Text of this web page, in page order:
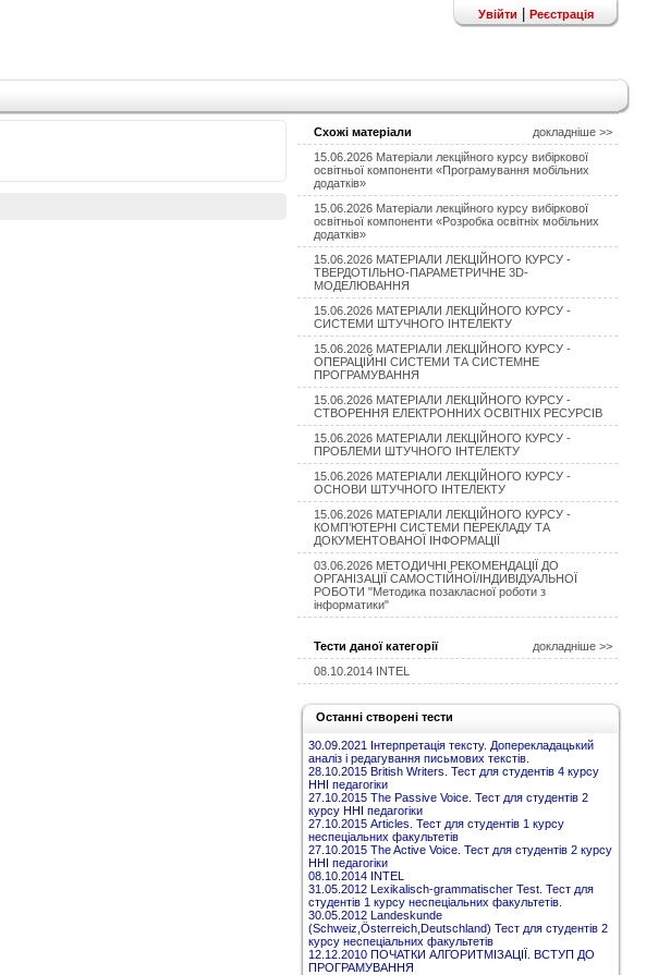
Увійти Реєстрація
Схожі матеріали
докладніше >>
15.06.2026 Матеріали лекційного курсу вибіркової
освітньої компоненти «Програмування мобільних
додатків»
15.06.2026 Матеріали лекційного курсу вибіркової
освітньої компоненти «Розробка освітніх мобільних
додатків»
15.06.2026 МАТЕРІАЛИ ЛЕКЦІЙНОГО КУРСУ -
ТВЕРДОТІЛЬНО-ПАРАМЕТРИЧНЕ 3D-
МОДЕЛЮВАННЯ
15.06.2026 МАТЕРІАЛИ ЛЕКЦІЙНОГО КУРСУ -
СИСТЕМИ ШТУЧНОГО ІНТЕЛЕКТУ
15.06.2026 МАТЕРІАЛИ ЛЕКЦІЙНОГО КУРСУ -
ОПЕРАЦІЙНІ СИСТЕМИ ТА СИСТЕМНЕ
ПРОГРАМУВАННЯ
15.06.2026 МАТЕРІАЛИ ЛЕКЦІЙНОГО КУРСУ -
СТВОРЕННЯ ЕЛЕКТРОННИХ ОСВІТНІХ РЕСУРСІВ
15.06.2026 МАТЕРІАЛИ ЛЕКЦІЙНОГО КУРСУ -
ПРОБЛЕМИ ШТУЧНОГО ІНТЕЛЕКТУ
15.06.2026 МАТЕРІАЛИ ЛЕКЦІЙНОГО КУРСУ -
ОСНОВИ ШТУЧНОГО ІНТЕЛЕКТУ
15.06.2026 МАТЕРІАЛИ ЛЕКЦІЙНОГО КУРСУ -
КОМП’ЮТЕРНІ СИСТЕМИ ПЕРЕКЛАДУ ТА
ДОКУМЕНТОВАНОЇ ІНФОРМАЦІЇ
03.06.2026 МЕТОДИЧНІ РЕКОМЕНДАЦІЇ ДО
ОРГАНІЗАЦІЇ САМОСТІЙНОЇ/ІНДИВІДУАЛЬНОЇ
РОБОТИ "Методика позакласної роботи з
інформатики"
Тести даної категорії
докладніше >>
08.10.2014 INTEL
Останні створені тести
30.09.2021 Інтерпретація тексту. Доперекладацький
аналіз і редагування письмових текстів.
28.10.2015 British Writers. Тест для студентів 4 курсу
ННІ педагогіки
27.10.2015 The Passive Voice. Тест для студентів 2
курсу ННІ педагогіки
27.10.2015 Articles. Тест для студентів 1 курсу
неспеціальних факультетів
27.10.2015 The Active Voice. Тест для студентів 2 курсу
ННІ педагогіки
08.10.2014 INTEL
31.05.2012 Lexikalisch-grammatischer Test. Тест для
студентів 1 курсу неспеціальних факультетів.
30.05.2012 Landeskunde
(Schweiz,Österreich,Deutschland) Тест для студентів 2
курсу неспеціальних факультетів
12.12.2010 ПОЧАТКИ АЛГОРИТМІЗАЦІЇ. ВСТУП ДО
ПРОГРАМУВАННЯ